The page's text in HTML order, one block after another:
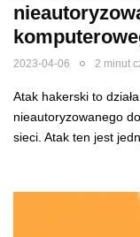
2023-04-06 2 minut
Atak hakerski to
nieautoryzowanego
sieci. Atak ten jest